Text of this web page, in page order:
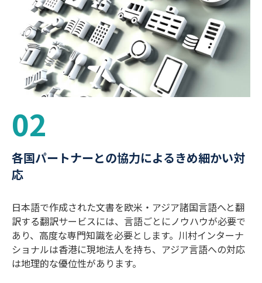
02
各国パートナーとの協力によるきめ細かい対
応
日本語で作成された文書を欧米・アジア諸国言語へと翻
訳する翻訳サービスには、言語ごとにノウハウが必要で
あり、高度な専門知識を必要とします。川村インターナ
ショナルは香港に現地法人を持ち、アジア言語への対応
は地理的な優位性があります。